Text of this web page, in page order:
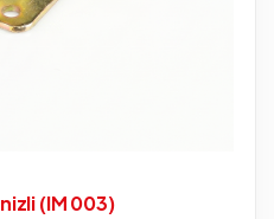
(IM 003)